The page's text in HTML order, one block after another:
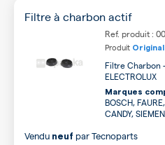
Filtre à charbon actif
Ref. produit :
Produit Original
Filtre Charbon
ELECTROLUX
Marques
BOSCH,
CANDY,
Vendu neuf parTecnoparts